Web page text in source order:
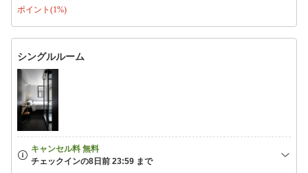
ポイント(1%)
シングルルーム